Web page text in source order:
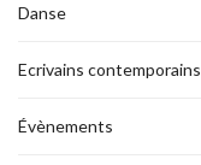
Danse
Ecrivains contemporains
Évènements